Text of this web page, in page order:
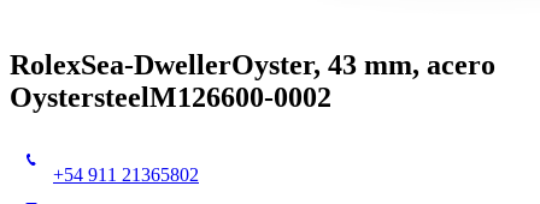
RolexSea-DwellerOyster, 43 mm, acero
OystersteelM126600-0002
+54 911 21365802